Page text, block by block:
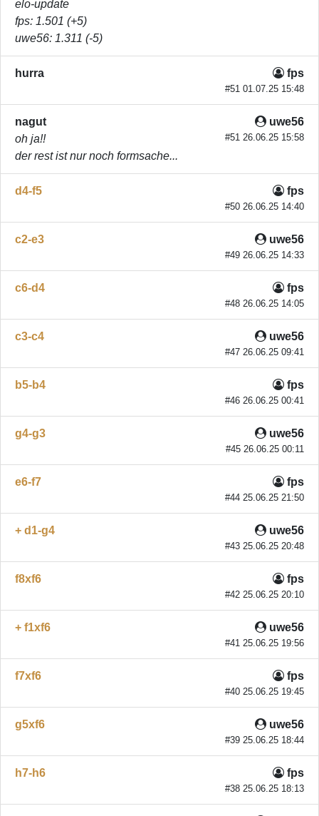
elo-update
fps: 1.501 (+5)
uwe56: 1.311 (-5)
fps
#51 01.07.25 15:48
hurra
uwe56
#51 26.06.25 15:58
nagut
oh ja!!
der rest ist nur noch formsache...
fps
#50 26.06.25 14:40
d4-f5
uwe56
#49 26.06.25 14:33
c2-e3
fps
#48 26.06.25 14:05
c6-d4
uwe56
#47 26.06.25 09:41
c3-c4
fps
#46 26.06.25 00:41
b5-b4
uwe56
#45 26.06.25 00:11
g4-g3
fps
#44 25.06.25 21:50
e6-f7
uwe56
#43 25.06.25 20:48
+ d1-g4
fps
#42 25.06.25 20:10
f8xf6
uwe56
#41 25.06.25 19:56
+ f1xf6
fps
#40 25.06.25 19:45
f7xf6
uwe56
#39 25.06.25 18:44
g5xf6
fps
#38 25.06.25 18:13
h7-h6